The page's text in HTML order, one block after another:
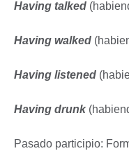
Having talked
Having walked
Having listened
Having drunk
Pasado participio: